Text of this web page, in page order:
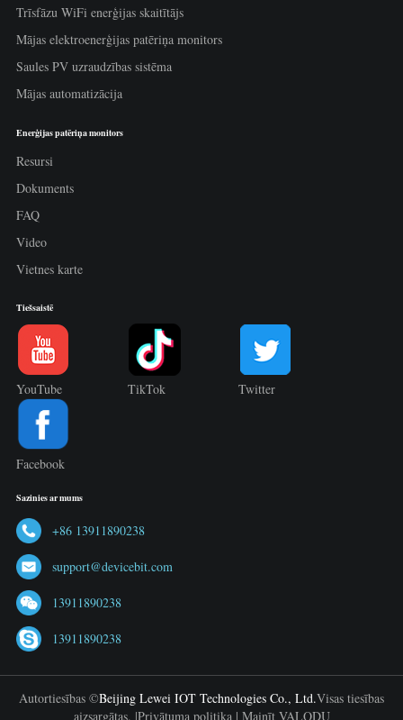
Trīsfāzu WiFi enerģijas skaitītājs
Mājas elektroenerģijas patēriņa monitors
Saules PV uzraudzības sistēma
Mājas automatizācija
Enerģijas patēriņa monitors
Resursi
Dokuments
FAQ
Video
Vietnes karte
Tiešsaistē
YouTube TikTok Twitter
Facebook
Sazinies ar mums
+86 13911890238
support@devicebit.com
13911890238
13911890238
Autortiesības ©Beijing Lewei IOT Technologies Co., Ltd.Visas tiesības
aizsargātas. |Privātuma politika| Mainīt VALODU